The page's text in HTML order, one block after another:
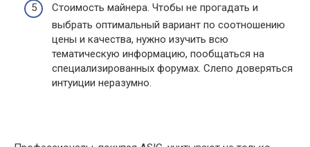
Стоимость майнера. Чтобы не прогадать и
выбрать оптимальный вариант по соотношению
цены и качества, нужно изучить всю
тематическую информацию, пообщаться на
специализированных форумах. Слепо доверяться
интуиции неразумно.